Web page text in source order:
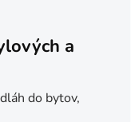
a
do bytov,